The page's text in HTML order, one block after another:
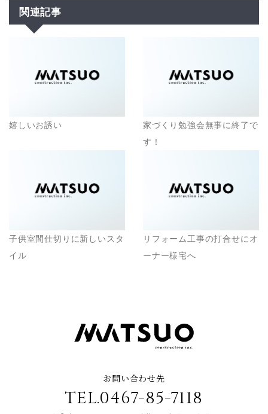
関連記事
嬉しいお誘い
家づくり勉強会無事に終了で
す！
子供室間仕切りに新しいスタ
イル
リフォーム工事の打合せにオ
ーナー様宅へ
お問い合わせ先
TEL.0467-85-7118